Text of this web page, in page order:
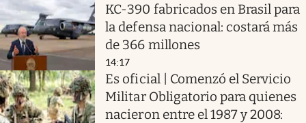
KC-390 fabricados en Brasil para
la defensa nacional: costará más
de 366 millones
14:17
Es oficial | Comenzó el Servicio
Militar Obligatorio para quienes
nacieron entre el 1987 y 2008: